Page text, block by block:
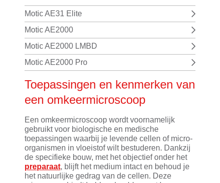
Motic AE31 Elite
Motic AE2000
Motic AE2000 LMBD
Motic AE2000 Pro
Toepassingen en kenmerken van
een omkeermicroscoop
Een omkeermicroscoop wordt voornamelijk
gebruikt voor biologische en medische
toepassingen waarbij je levende cellen of micro-
organismen in vloeistof wilt bestuderen. Dankzij
de specifieke bouw, met het objectief onder het
preparaat, blijft het medium intact en behoud je
het natuurlijke gedrag van de cellen. Deze